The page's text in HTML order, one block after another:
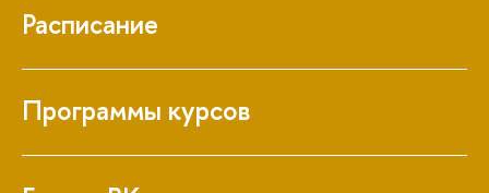
Расписание
Программы курсов